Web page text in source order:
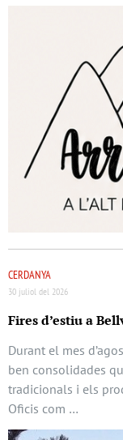
CERDANYA
30 juliol del 2026
Fires d’estiu a
Durant el mes
ben consolidades
tradicionals i els
Oficis com …